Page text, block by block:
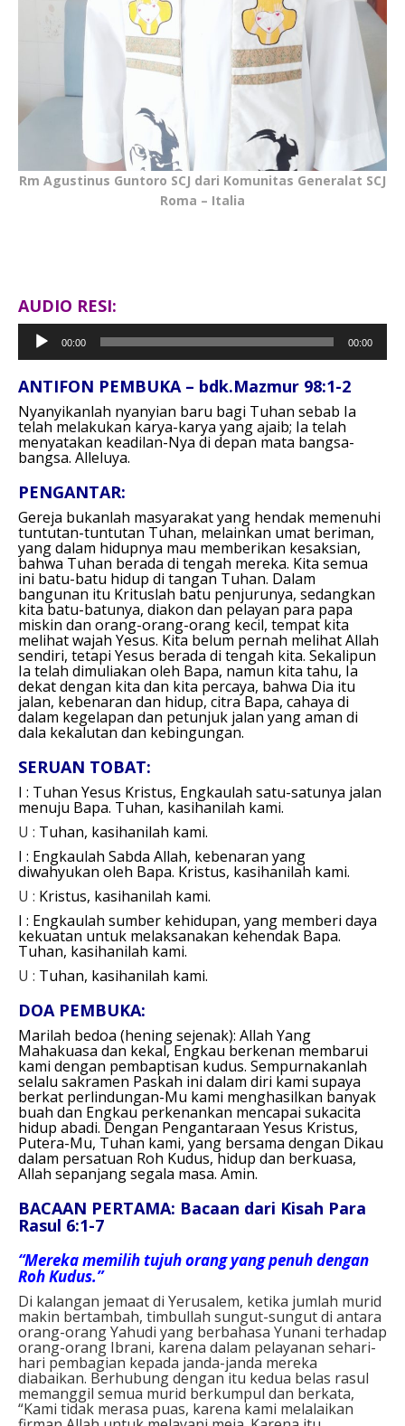
Rm Agustinus Guntoro SCJ dari Komunitas Generalat SCJ
Roma – Italia
AUDIO RESI:
Pemutar
Audio
00:00 00:00
ANTIFON PEMBUKA – bdk.Mazmur 98:1-2
Nyanyikanlah nyanyian baru bagi Tuhan sebab Ia
telah melakukan karya-karya yang ajaib; Ia telah
menyatakan keadilan-Nya di depan mata bangsa-
bangsa. Alleluya.
PENGANTAR:
Gereja bukanlah masyarakat yang hendak memenuhi
tuntutan-tuntutan Tuhan, melainkan umat beriman,
yang dalam hidupnya mau memberikan kesaksian,
bahwa Tuhan berada di tengah mereka. Kita semua
ini batu-batu hidup di tangan Tuhan. Dalam
bangunan itu Krituslah batu penjurunya, sedangkan
kita batu-batunya, diakon dan pelayan para papa
miskin dan orang-orang-orang kecil, tempat kita
melihat wajah Yesus. Kita belum pernah melihat Allah
sendiri, tetapi Yesus berada di tengah kita. Sekalipun
Ia telah dimuliakan oleh Bapa, namun kita tahu, Ia
dekat dengan kita dan kita percaya, bahwa Dia itu
jalan, kebenaran dan hidup, citra Bapa, cahaya di
dalam kegelapan dan petunjuk jalan yang aman di
dala kekalutan dan kebingungan.
SERUAN TOBAT:
I : Tuhan Yesus Kristus, Engkaulah satu-satunya jalan
menuju Bapa. Tuhan, kasihanilah kami.
U : Tuhan, kasihanilah kami.
I : Engkaulah Sabda Allah, kebenaran yang
diwahyukan oleh Bapa. Kristus, kasihanilah kami.
U : Kristus, kasihanilah kami.
I : Engkaulah sumber kehidupan, yang memberi daya
kekuatan untuk melaksanakan kehendak Bapa.
Tuhan, kasihanilah kami.
U : Tuhan, kasihanilah kami.
DOA PEMBUKA:
Marilah bedoa (hening sejenak): Allah Yang
Mahakuasa dan kekal, Engkau berkenan membarui
kami dengan pembaptisan kudus. Sempurnakanlah
selalu sakramen Paskah ini dalam diri kami supaya
berkat perlindungan-Mu kami menghasilkan banyak
buah dan Engkau perkenankan mencapai sukacita
hidup abadi. Dengan Pengantaraan Yesus Kristus,
Putera-Mu, Tuhan kami, yang bersama dengan Dikau
dalam persatuan Roh Kudus, hidup dan berkuasa,
Allah sepanjang segala masa. Amin.
BACAAN PERTAMA: Bacaan dari Kisah Para
Rasul 6:1-7
“Mereka memilih tujuh orang yang penuh dengan
Roh Kudus.”
Di kalangan jemaat di Yerusalem, ketika jumlah murid
makin bertambah, timbullah sungut-sungut di antara
orang-orang Yahudi yang berbahasa Yunani terhadap
orang-orang Ibrani, karena dalam pelayanan sehari-
hari pembagian kepada janda-janda mereka
diabaikan. Berhubung dengan itu kedua belas rasul
memanggil semua murid berkumpul dan berkata,
“Kami tidak merasa puas, karena kami melalaikan